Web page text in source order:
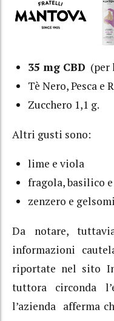
35 mg CBD (per
Tè Nero, Pesca e
Zucchero 1,1 g.
Altri gusti sono:
lime e viola
fragola, basilico
zenzero e
Da notare,
informazioni
riportate nel sito
tuttora circonda
l’azienda afferma